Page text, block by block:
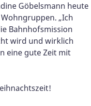
Göbelsmann heute
„Ich
Bahnhofsmission
wird und wirklich
eine gute Zeit mit